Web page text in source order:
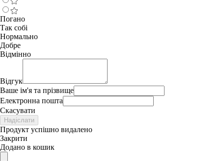
Погано
Так собі
Нормально
Добре
Відмінно
Відгук
Ваше ім'я та прізвище
Електронна пошта
Скасувати
Надіслати
Продукт успішно видалено
Закрити
Додано в кошик